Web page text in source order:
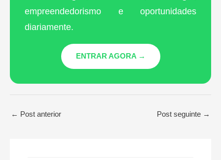
empreendedorismo e oportunidades
diariamente.
ENTRAR AGORA →
← Post anterior Post seguinte →